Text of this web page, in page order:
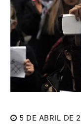
5 DE ABRIL DE